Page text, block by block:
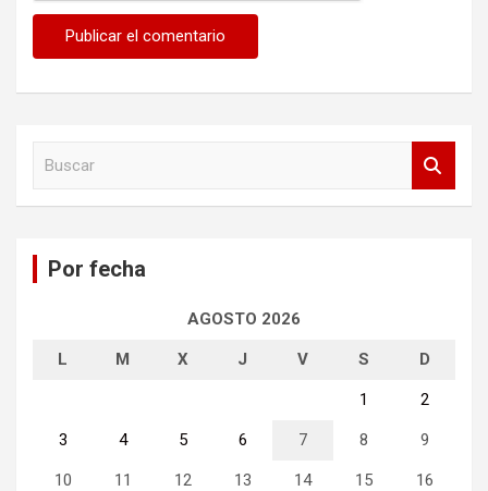
Por fecha
AGOSTO 2026
L M X J V S D
1 2
3 4 5 6 7 8 9
10 11 12 13 14 15 16